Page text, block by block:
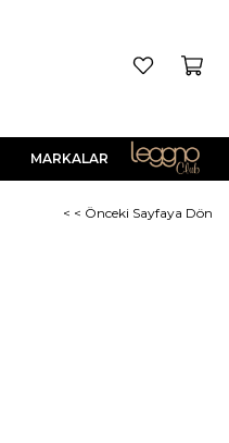
MARKALAR
< < Önceki Sayfaya Dön